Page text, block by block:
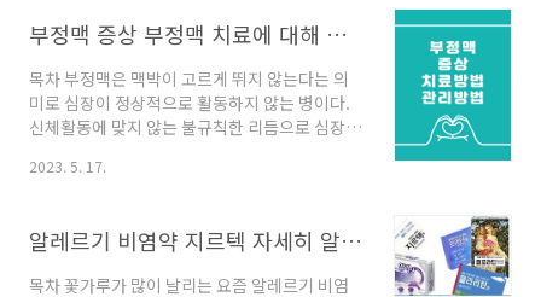
혈관이 막혀 특정..
만원 이하 지원 금액 분야 별 지원금액은 아래 표
와 같습니다. 분 야 지원 횟수 지원 금액 비 고 생
계지원 1회 6회 가구인원 별 월별 지원금액 상이
정부지원 받을 경우 정부지원금 차감후 차액 지
급 주거지원 보증금 1회 1회 500만원이내(대도
시 기준) 월임차료 1회 12회 가구인원 별 월별 지
부정맥 증상 부정맥 치료에 대해 알아보자
목차 부정맥은 맥박이 고르게 뛰지 않는다는 의
미로 심장이 정상적으로 활동하지 않는 병이다.
신체활동에 맞지 않는 불규칙한 리듬으로 심장박
이 질환을 오늘 자세히 알아보기로 하자 부정맥
되는 심장의 구조적인 이상 또는 심부전, 심근경
색등의 심장 질환 전해질 불균형 : 칼륨, 나트륨
2023. 5. 17.
알레르기 비염약 지르텍 자세히 알아보자
목차 꽃가루가 많이 날리는 요즘 알레르기 비염